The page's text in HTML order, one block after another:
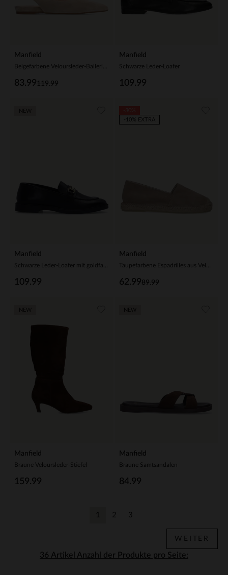
Manfield
119.99
83.99
Manfield
Schwarze Leder-Loafer
109.99
Manfield
109.99
Manfield
89.99
62.99
-10% EXTRA
Manfield
Braune Veloursleder-Stiefel
159.99
Manfield
Braune Samtsandalen
84.99
Anzahl der Produkte pro Seite:
1 2 3
WEITER